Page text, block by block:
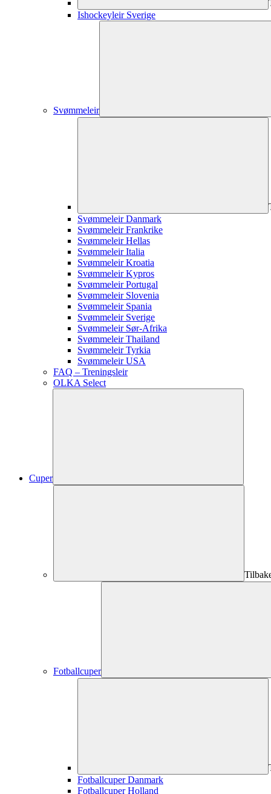
Ishockeyleir Sverige
Svømmeleir
Svømmeleir Danmark
Svømmeleir Frankrike
Svømmeleir Hellas
Svømmeleir Italia
Svømmeleir Kroatia
Svømmeleir Kypros
Svømmeleir Portugal
Svømmeleir Slovenia
Svømmeleir Spania
Svømmeleir Sverige
Svømmeleir Sør-Afrika
Svømmeleir Thailand
Svømmeleir Tyrkia
Svømmeleir USA
FAQ – Treningsleir
OLKA Select
Cuper
Fotballcuper
Fotballcuper Danmark
Fotballcuper Holland